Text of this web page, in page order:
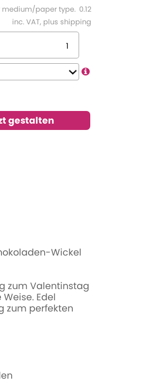
medium/paper type. 0.12
inc. VAT, plus shipping
Wickel
zum Valentinstag
Edel
zum perfekten